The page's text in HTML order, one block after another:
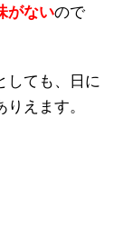
がないので
しても、日に
えます。